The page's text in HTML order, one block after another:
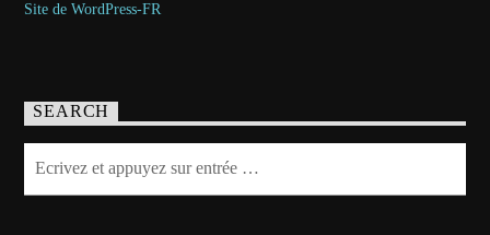
Site de WordPress-FR
SEARCH